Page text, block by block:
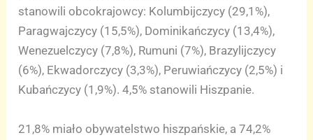
stanowili obcokrajowcy: Kolumbijczycy (29,1%),
Paragwajczycy (15,5%), Dominikańczycy (13,4%),
Wenezuelczycy (7,8%), Rumuni (7%), Brazylijczycy
(6%), Ekwadorczycy (3,3%), Peruwiańczycy (2,5%) i
Kubańczycy (1,9%). 4,5% stanowili Hiszpanie.
21,8% miało obywatelstwo hiszpańskie, a 74,2%